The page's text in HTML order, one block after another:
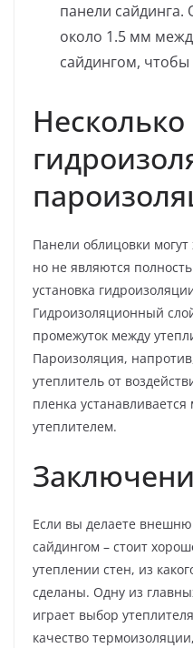
панели сайдинга.
около 1.5 мм
сайдингом,
Несколько
Панели облицовки
но не являются
установка
Гидроизоляционный
промежуток между
Пароизоляция,
утеплитель от
пленка
утеплителем.
Если вы делаете
сайдингом – стоит
утеплении стен, из
сделаны. Одну из
играет выбор
качество